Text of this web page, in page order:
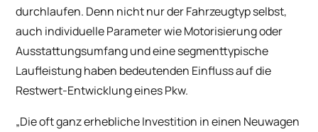
durchlaufen. Denn nicht nur der Fahrzeugtyp selbst,
auch individuelle Parameter wie Motorisierung oder
Ausstattungsumfang und eine segmenttypische
Laufleistung haben bedeutenden Einfluss auf die
Restwert-Entwicklung eines Pkw.
„Die oft ganz erhebliche Investition in einen Neuwagen